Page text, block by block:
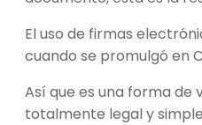
El uso de firmas
cuando se promulgó en
Así que es una forma
totalmente legal y